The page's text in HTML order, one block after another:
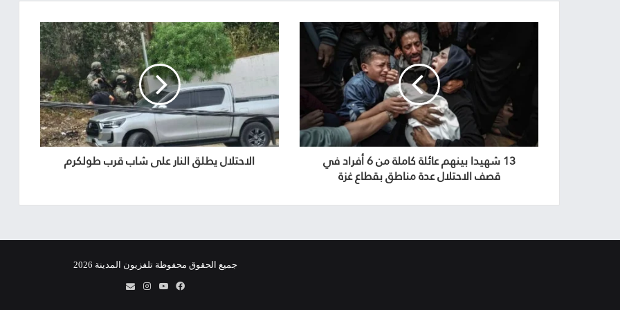
13 شهيدا بينهم عائلة كاملة من 6 أفراد في
قصف الاحتلال عدة مناطق بقطاع غزة
الاحتلال يطلق النار على شاب قرب طولكرم
جميع الحقوق محفوظة تلفزيون المدينة 2026
فيسبوكيوتيوبانستقرامinfo@almadina.tv